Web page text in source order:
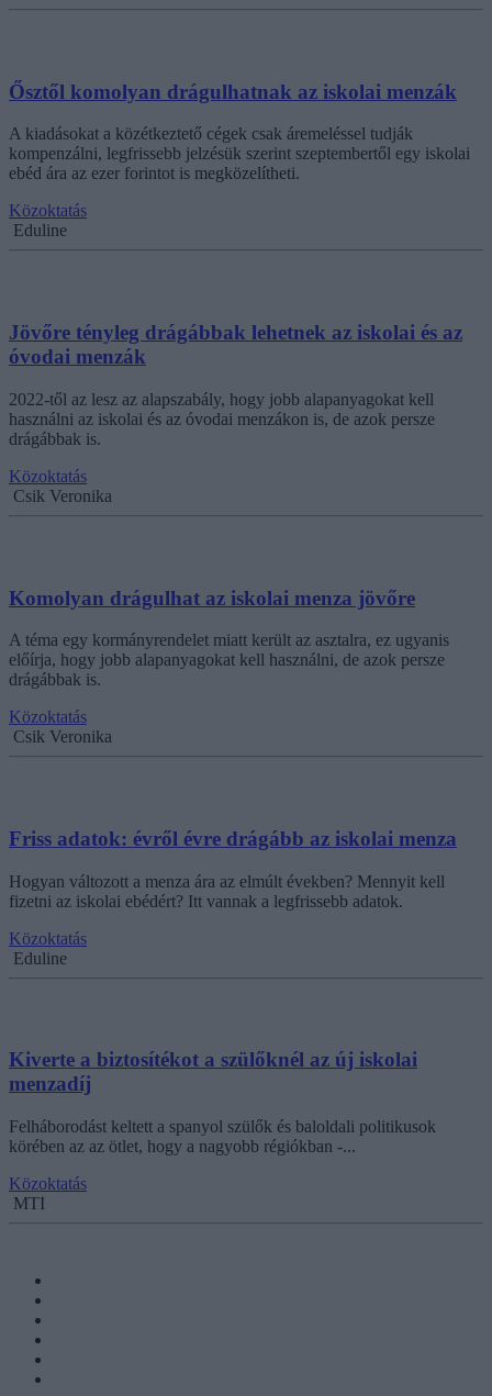
Ősztől komolyan drágulhatnak az iskolai menzák
A kiadásokat a közétkeztető cégek csak áremeléssel tudják
kompenzálni, legfrissebb jelzésük szerint szeptembertől egy iskolai
ebéd ára az ezer forintot is megközelítheti.
Közoktatás
Eduline
Jövőre tényleg drágábbak lehetnek az iskolai és az
óvodai menzák
2022-től az lesz az alapszabály, hogy jobb alapanyagokat kell
használni az iskolai és az óvodai menzákon is, de azok persze
drágábbak is.
Közoktatás
Csik Veronika
Komolyan drágulhat az iskolai menza jövőre
A téma egy kormányrendelet miatt került az asztalra, ez ugyanis
előírja, hogy jobb alapanyagokat kell használni, de azok persze
drágábbak is.
Közoktatás
Csik Veronika
Friss adatok: évről évre drágább az iskolai menza
Hogyan változott a menza ára az elmúlt években? Mennyit kell
fizetni az iskolai ebédért? Itt vannak a legfrissebb adatok.
Közoktatás
Eduline
Kiverte a biztosítékot a szülőknél az új iskolai
menzadíj
Felháborodást keltett a spanyol szülők és baloldali politikusok
körében az az ötlet, hogy a nagyobb régiókban -...
Közoktatás
MTI